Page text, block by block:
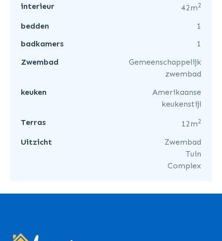
interieur
42m2
bedden
1
badkamers
1
Zwembad
Gemeenschappelijk
zwembad
keuken
Amerikaanse
keukenstijl
Terras
12m2
Uitzicht
Zwembad
Tuin
Complex